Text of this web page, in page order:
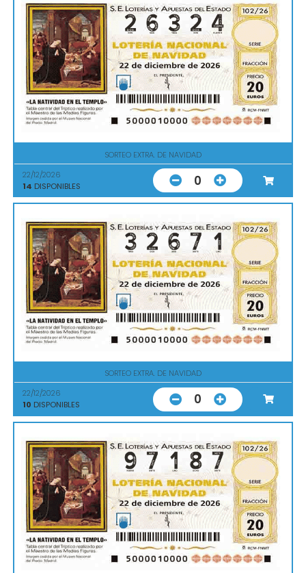
SORTEO EXTRA. DE NAVIDAD
22/12/2026
14 DISPONIBLES 0
SORTEO EXTRA. DE NAVIDAD
22/12/2026
10 DISPONIBLES 0